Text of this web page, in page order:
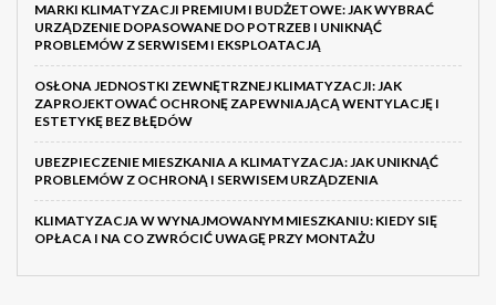
MARKI KLIMATYZACJI PREMIUM I BUDŻETOWE: JAK WYBRAĆ
URZĄDZENIE DOPASOWANE DO POTRZEB I UNIKNĄĆ
PROBLEMÓW Z SERWISEM I EKSPLOATACJĄ
OSŁONA JEDNOSTKI ZEWNĘTRZNEJ KLIMATYZACJI: JAK
ZAPROJEKTOWAĆ OCHRONĘ ZAPEWNIAJĄCĄ WENTYLACJĘ I
ESTETYKĘ BEZ BŁĘDÓW
UBEZPIECZENIE MIESZKANIA A KLIMATYZACJA: JAK UNIKNĄĆ
PROBLEMÓW Z OCHRONĄ I SERWISEM URZĄDZENIA
KLIMATYZACJA W WYNAJMOWANYM MIESZKANIU: KIEDY SIĘ
OPŁACA I NA CO ZWRÓCIĆ UWAGĘ PRZY MONTAŻU